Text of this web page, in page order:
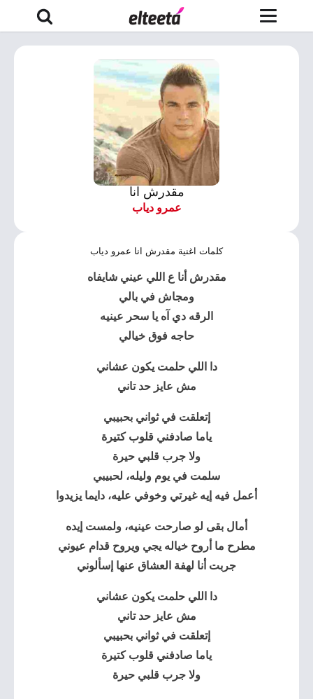
مقدرش انا
عمرو دياب
كلمات اغنية مقدرش انا عمرو دياب
مقدرش أنا ع اللي عيني شايفاه
ومجاش في بالي
الرقه دي آه يا سحر عينيه
حاجه فوق خيالي
دا اللي حلمت يكون عشاني
مش عايز حد تاني
إتعلقت في ثواني بحبيبي
ياما صادفني قلوب كتيرة
ولا جرب قلبي حيرة
سلمت في يوم وليله، لحبيبي
أعمل فيه إيه غيرتي وخوفي عليه، دايما يزيدوا
أمال بقى لو صارحت عينيه، ولمست إيده
مطرح ما أروح خياله يجي ويروح قدام عيوني
جربت أنا لهفة العشاق عنها إسألوني
دا اللي حلمت يكون عشاني
مش عايز حد تاني
إتعلقت في ثواني بحبيبي
ياما صادفني قلوب كتيرة
ولا جرب قلبي حيرة